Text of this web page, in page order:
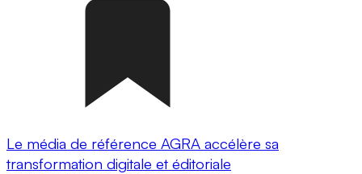
Le média de référence AGRA accélère sa
transformation digitale et éditoriale